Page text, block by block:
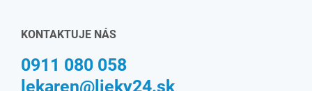
KONTAKTUJE NÁS
0911 080 058
lekaren@lieky24.sk